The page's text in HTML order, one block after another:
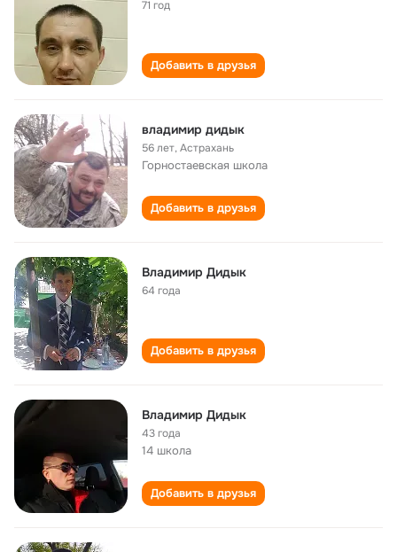
71 год
Добавить в друзья
владимир дидык
56 лет,Астрахань
Горностаевская школа
Добавить в друзья
Владимир Дидык
64 года
Добавить в друзья
Владимир Дидык
43 года
14 школа
Добавить в друзья